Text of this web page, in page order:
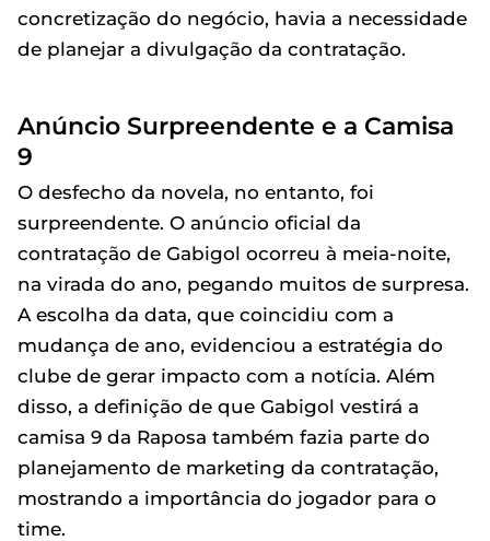
concretização do negócio, havia a necessidade
de planejar a divulgação da contratação.
Anúncio Surpreendente e a Camisa
9
O desfecho da novela, no entanto, foi
surpreendente. O anúncio oficial da
contratação de Gabigol ocorreu à meia-noite,
na virada do ano, pegando muitos de surpresa.
A escolha da data, que coincidiu com a
mudança de ano, evidenciou a estratégia do
clube de gerar impacto com a notícia. Além
disso, a definição de que Gabigol vestirá a
camisa 9 da Raposa também fazia parte do
planejamento de marketing da contratação,
mostrando a importância do jogador para o
time.